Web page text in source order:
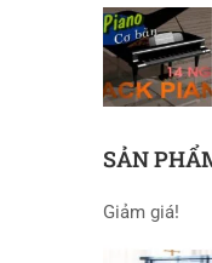
SẢN
Giảm giá!